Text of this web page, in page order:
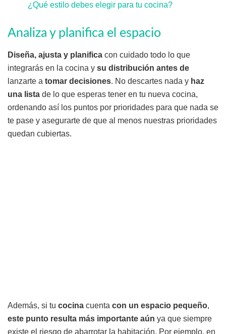
¿Qué estilo debes elegir para tu cocina?
Analiza y planifica el espacio
Diseña, ajusta y planifica con cuidado todo lo que
integrarás en la cocina y su distribución antes de
lanzarte a tomar decisiones. No descartes nada y haz
una lista de lo que esperas tener en tu nueva cocina,
ordenando así los puntos por prioridades para que nada se
te pase y asegurarte de que al menos nuestras prioridades
quedan cubiertas.
Además, si tu cocina cuenta con un espacio pequeño,
este punto resulta más importante aún ya que siempre
existe el riesgo de abarrotar la habitación. Por ejemplo, en